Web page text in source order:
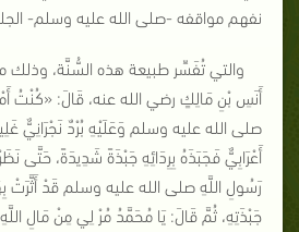
نفهم مواقفه -صلى الله عليه وسلم-
والتي تُفَسِّر طبيعة هذه السُّنَّة، وذلك
أَنَسِ بْنِ مَالِكٍ رضي الله عنه، قَالَ: «كُنْتُ
صلى الله عليه وسلم وَعَلَيْهِ بُرْدٌ نَجْرَانِيٌّ
أَعْرَابِيٌّ فَجَبَذَهُ بِرِدَائِهِ جَبْذَةً شَدِيدَةً، حَتَّى
رَسُولِ اللَّهِ صلى الله عليه وسلم قَدْ أَثَّرَتْ
جَبْذَتِهِ، ثُمَّ قَالَ: يَا مُحَمَّدُ مُرْ لِي مِنْ مَالِ